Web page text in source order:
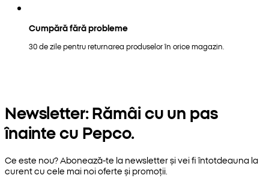
Cumpără fără probleme
30 de zile pentru returnarea produselor în orice magazin.
Newsletter: Rămâi cu un pas
înainte cu Pepco.
Ce este nou? Abonează-te la newsletter și vei fi întotdeauna la
curent cu cele mai noi oferte și promoții.